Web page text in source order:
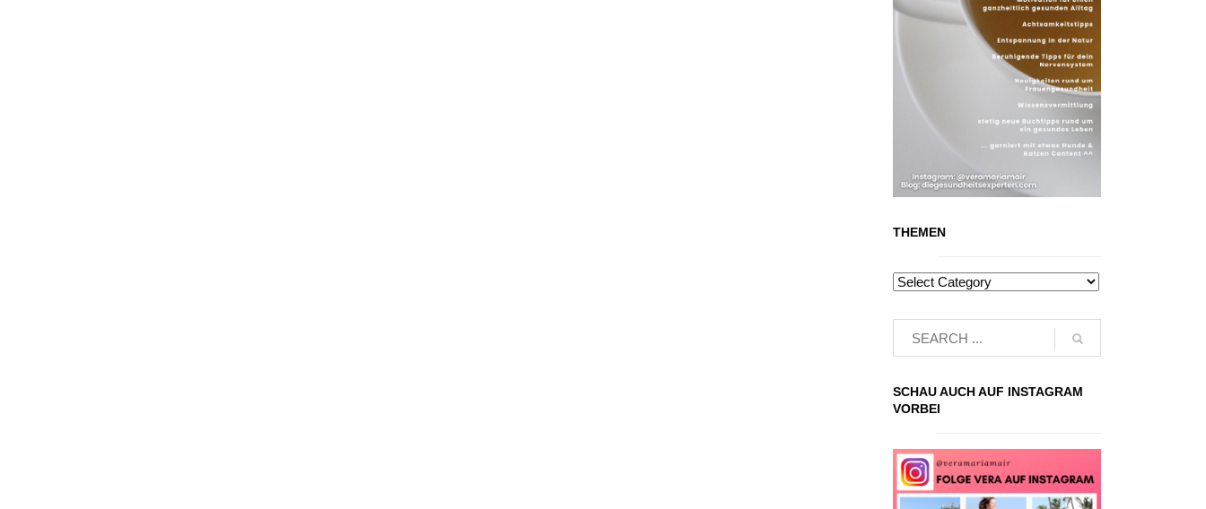
THEMEN
SCHAU AUCH AUF INSTAGRAM
VORBEI